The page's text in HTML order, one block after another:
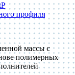
профиля
массы с
полимерных